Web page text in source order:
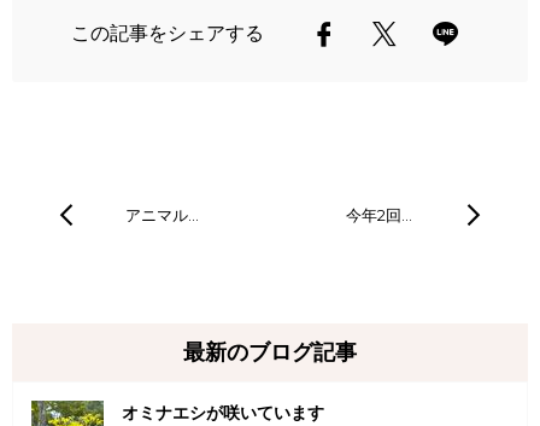
この記事をシェアする
アニマル… 今年2回…
最新のブログ記事
オミナエシが咲いています